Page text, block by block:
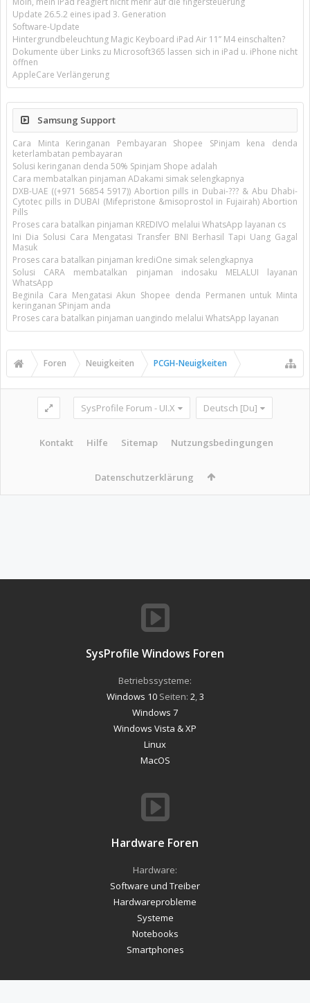
Update 26.5.2 eines ipad 3. Generation
Software-Update
Hintergrundbeleuchtung Magic Keyboard iPad Air 11’’ M4 einschalten?
Dokumente über Links zu Microsoft365 lassen sich in iPad u. iPhone nicht
öffnen
AppleCare Verlängerung
Samsung Support
Cara Minta Keringanan Pembayaran Shopee SPinjam kena denda
keterlambatan pembayaran
Solusi keringanan denda 50% Spinjam Shope adalah
Cara membatalkan pinjaman ADakami simak selengkapnya
DXB-UAE ((+971 56854 5917)) Abortion pills in Dubai-??? & Abu Dhabi-
Cytotec pills in DUBAI (Mifepristone &misoprostol in Fujairah) Abortion
Pills
Proses cara batalkan pinjaman KREDIVO melalui WhatsApp layanan cs
Ini Dia Solusi Cara Mengatasi Transfer BNI Berhasil Tapi Uang Gagal
Masuk
Proses cara batalkan pinjaman krediOne simak selengkapnya
Solusi CARA membatalkan pinjaman indosaku MELALUI layanan
WhatsApp
Beginila Cara Mengatasi Akun Shopee denda Permanen untuk Minta
keringanan SPinjam anda
Proses cara batalkan pinjaman uangindo melalui WhatsApp layanan
Foren Neuigkeiten PCGH-Neuigkeiten
SysProfile Forum - UI.X Deutsch [Du]
Kontakt Hilfe Sitemap Nutzungsbedingungen
Datenschutzerklärung
SysProfile Windows Foren
Betriebssysteme:
Windows 10Seiten: 2 3
Windows 7
Windows Vista & XP
Linux
MacOS
Hardware Foren
Hardware:
Software und Treiber
Hardwareprobleme
Systeme
Notebooks
Smartphones